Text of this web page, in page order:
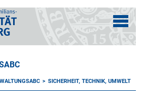
SICHERHEIT, TECHNIK, UMWELT